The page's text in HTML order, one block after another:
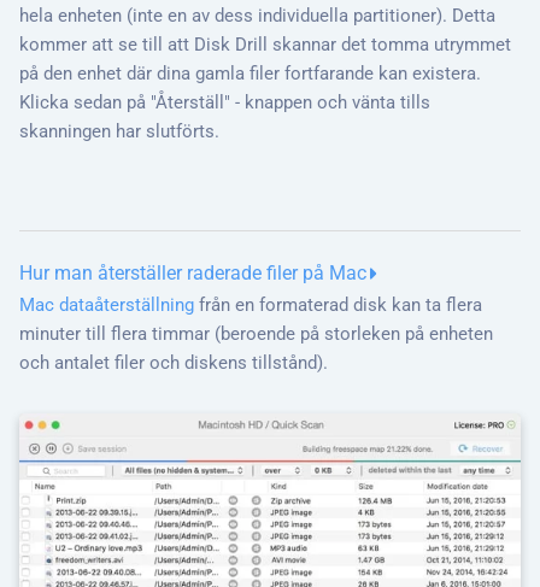
hela enheten (inte en av dess individuella partitioner). Detta
kommer att se till att Disk Drill skannar det tomma utrymmet
på den enhet där dina gamla filer fortfarande kan existera.
Klicka sedan på "Återställ" - knappen och vänta tills
skanningen har slutförts.
Hur man återställer raderade filer på Mac
Mac dataåterställning från en formaterad disk kan ta flera
minuter till flera timmar (beroende på storleken på enheten
och antalet filer och diskens tillstånd).